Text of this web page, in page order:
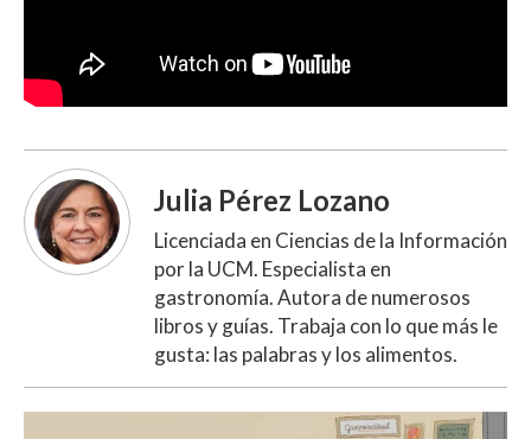
Julia Pérez Lozano
Licenciada en Ciencias de la Información
por la UCM. Especialista en
gastronomía. Autora de numerosos
libros y guías. Trabaja con lo que más le
gusta: las palabras y los alimentos.